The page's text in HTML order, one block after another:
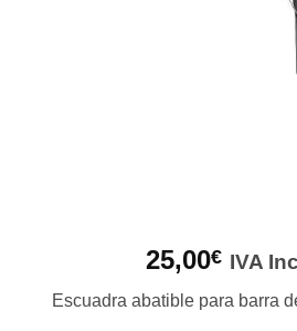
25,00€ IVA
Escuadra abatible para barra